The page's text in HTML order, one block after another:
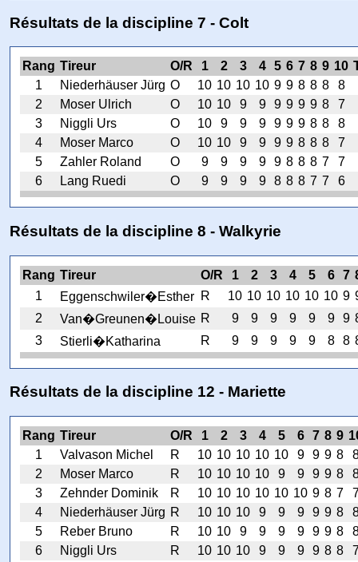
Résultats de la discipline 7 - Colt
Rang Tireur O/R 1 2 3 4 5 6 7 8 9 10
1
Niederhäuser Jürg O 10 10 10 10 9 9 8 8 8
8
2
Moser Ulrich O 10 10 9 9 9 9 9 9 8
7
3
Niggli Urs O 10 9 9 9 9 9 9 8 8
8
4
Moser Marco O 10 10 9 9 9 9 8 8 8
7
5
Zahler Roland O 9 9 9 9 9 8 8 8 7
7
6
Lang Ruedi O 9 9 9 9 8 8 8 7 7 6
Résultats de la discipline 8 - Walkyrie
Rang Tireur O/R 1 2 3 4 5 6 7
1
Eggenschwiler�Esther R 10 10 10 10 10 10 9
2
Van�Greunen�Louise R 9 9 9 9 9 9 9
3
Stierli�Katharina R 9 9 9 9 9 8 8
Résultats de la discipline 12 - Mariette
Rang Tireur O/R 1 2 3 4 5 6 7 8 9
1
Valvason Michel R 10 10 10 10 10 9 9 9 8
2
Moser Marco R 10 10 10 10 9 9 9 9 8
3
Zehnder Dominik R 10 10 10 10 10 10 9 8 7
4
Niederhäuser Jürg R 10 10 10 9 9 9 9 9 8
5
Reber Bruno R 10 10 9 9 9 9 9 9 8
6
Niggli Urs R 10 10 10 9 9 9 9 8 8